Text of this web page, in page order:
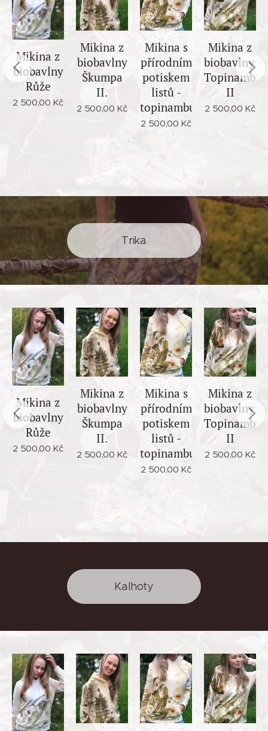
Mikina z
biobavlny
Růže
2 500,00 Kč
Mikina z
biobavlny
Škumpa
II.
2 500,00 Kč
Mikina s
přírodním
potiskem
listů -
topinambur
2 500,00 Kč
Mikina z
biobavlny:
Topinambur
II
2 500,00 Kč
Trika
Mikina z
biobavlny
Růže
2 500,00 Kč
Mikina z
biobavlny
Škumpa
II.
2 500,00 Kč
Mikina s
přírodním
potiskem
listů -
topinambur
2 500,00 Kč
Mikina z
biobavlny:
Topinambur
II
2 500,00 Kč
Kalhoty